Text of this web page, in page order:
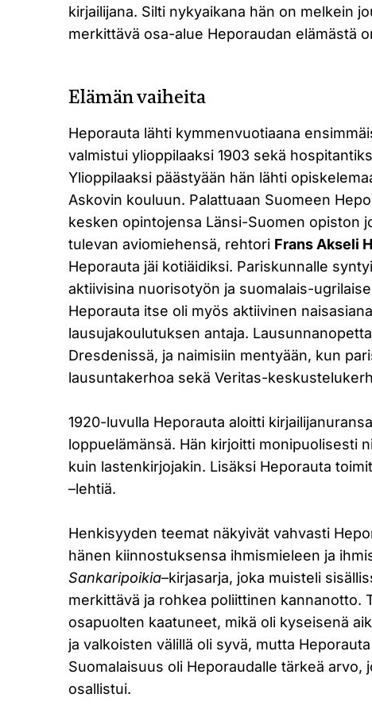
kirjailijana. Silti nykyaikana hän on melkein
merkittävä osa-alue Heporaudan elämästä
Elämän vaiheita
Heporauta lähti kymmenvuotiaana
valmistui ylioppilaaksi 1903 sekä
Ylioppilaaksi päästyään hän lähti
Askovin kouluun. Palattuaan Suomeen
kesken opintojensa Länsi-Suomen opiston
tulevan aviomiehensä, rehtori Frans Akseli
Heporauta jäi kotiäidiksi. Pariskunnalle
aktiivisina nuorisotyön ja suomalais-
Heporauta itse oli myös aktiivinen
lausujakoulutuksen antaja.
Dresdenissä, ja naimisiin mentyään, kun
lausuntakerhoa sekä Veritas-
1920-luvulla Heporauta aloitti
loppuelämänsä. Hän kirjoitti monipuolisesti
kuin lastenkirjojakin. Lisäksi Heporauta
–lehtiä.
Henkisyyden teemat näkyivät vahvasti
hänen kiinnostuksensa ihmismieleen ja
Sankaripoikia–kirjasarja, joka muisteli
merkittävä ja rohkea poliittinen kannanotto.
osapuolten kaatuneet, mikä oli kyseisenä
ja valkoisten välillä oli syvä, mutta
Suomalaisuus oli Heporaudalle tärkeä
osallistui.